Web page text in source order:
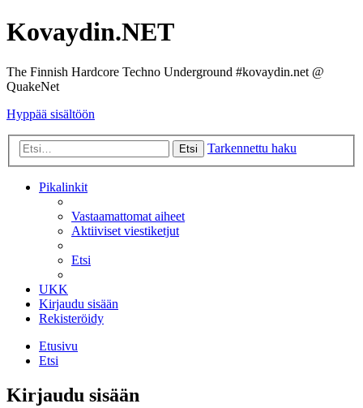
Kovaydin.NET
The Finnish Hardcore Techno Underground #kovaydin.net @
QuakeNet
Hyppää sisältöön
Etsi Tarkennettu haku
Pikalinkit
Vastaamattomat aiheet
Aktiiviset viestiketjut
Etsi
UKK
Kirjaudu sisään
Rekisteröidy
Etusivu
Etsi
Kirjaudu sisään